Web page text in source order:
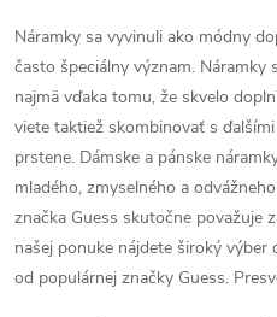
Náramky sa vyvinuli ako módny
často špeciálny význam.
najmä vďaka tomu, že skvelo
viete taktiež skombinovať s
prstene. Dámske a pánske
mladého, zmyselného a
značka Guess skutočne považuje
našej ponuke nájdete široký
od populárnej značky Guess.